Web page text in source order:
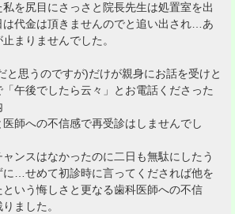
を尻目にさっさと院長先生は処置室を出
は代金は頂きませんのでと追い出され…あ
まりませんでした。
と思うのですが)だけが親身にお話を受けと
午後でしたら云々」とお電話くださった
師への不信感で再受診はしませんでし
ンスはなかったのに二日も無駄にしたう
に…せめて初診時に言ってくだされば他を
いう悔しさと更なる歯科医師への不信
ました。